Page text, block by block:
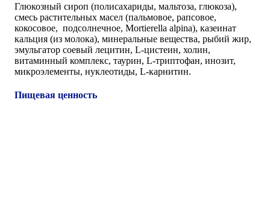
Глюкозный сироп (полисахариды, мальтоза, глюкоза),
смесь растительных масел (пальмовое, рапсовое,
кокосовое, подсолнечное, Mortierella alpina), казеинат
кальция (из молока), минеральные вещества, рыбий жир,
эмульгатор соевый лецитин, L-цистеин, холин,
витаминный комплекс, таурин, L-триптофан, инозит,
микроэлементы, нуклеотиды, L-карнитин.
Пищевая ценность